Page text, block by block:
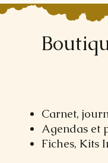
Carnet,
Agendas et
Fiches, Kits